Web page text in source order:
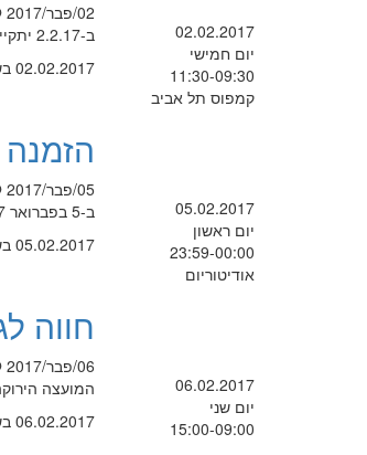
02.02.2017
יום חמישי
11:30-09:30
קמפוס תל אביב
02/פבר/2017 @ 9:30 - 11:30 -
ב-2.2.17 יתקיים במכללה הפנינג ט"ו בשבט (בהפסקות של 9:30 ו- 11:30).
02.02.2017 בשעה 11:30-09:30
05.02.2017
יום ראשון
23:59-00:00
אודיטוריום
05/פבר/2017 @ כל היום -
ב-5 בפברואר 2017 יתקיים במכללה הכנס ה- 17 למחקר בחינוך
05.02.2017 בשעה 23:59-00:00
06.02.2017
יום שני
15:00-09:00
חווה
06/פבר/2017 @ 9:00 - 15:00 -
המועצה
06.02.2017 בשעה 15:00-09:00